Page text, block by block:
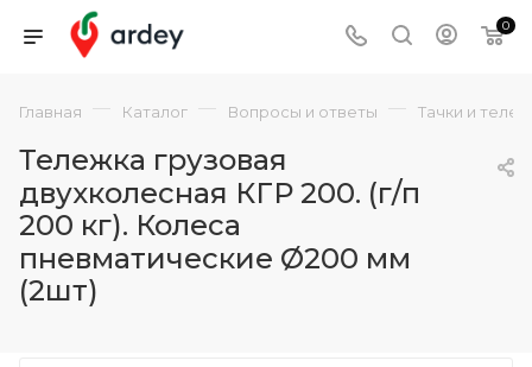
0
Главная — Каталог — Вопросы и ответы — Тачки и
Тележка грузовая
двухколесная КГР 200. (г/п
200 кг). Колеса
пневматические Ø200 мм
(2шт)